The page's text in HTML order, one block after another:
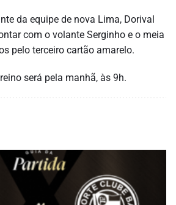
da equipe de nova Lima, Dorival
com o volante Serginho e o meia
pelo terceiro cartão amarelo.
será pela manhã, às 9h.